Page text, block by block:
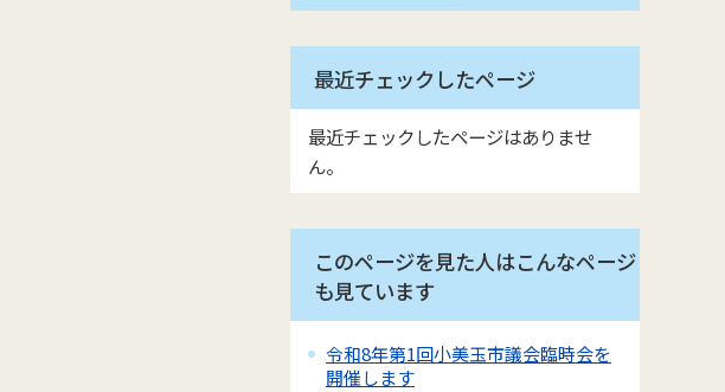
最近チェックしたページ
最近チェックしたページはありませ
ん。
このページを見た人はこんなページ
も見ています
令和8年第1回小美玉市議会臨時会を
開催します